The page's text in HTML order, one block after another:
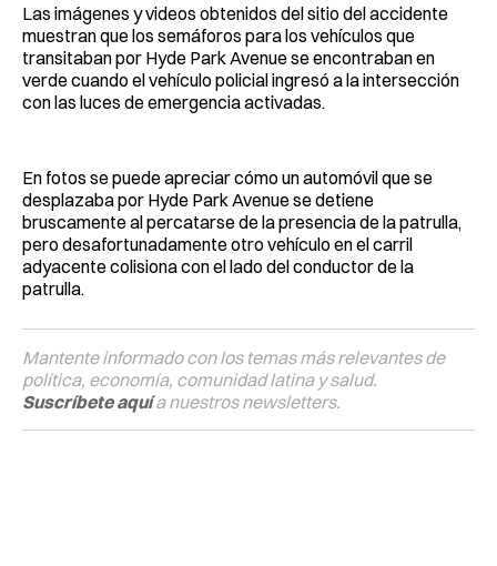
Las imágenes y videos obtenidos del sitio del accidente
muestran que los semáforos para los vehículos que
transitaban por Hyde Park Avenue se encontraban en
verde cuando el vehículo policial ingresó a la intersección
con las luces de emergencia activadas.
En fotos se puede apreciar cómo un automóvil que se
desplazaba por Hyde Park Avenue se detiene
bruscamente al percatarse de la presencia de la patrulla,
pero desafortunadamente otro vehículo en el carril
adyacente colisiona con el lado del conductor de la
patrulla.
Mantente informado con los temas más relevantes de
política, economía, comunidad latina y salud.
Suscríbete aquía nuestros newsletters.